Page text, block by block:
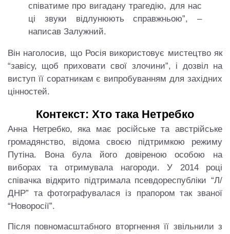
співатиме про вигадану трагедію, для нас
ці звуки відлунюють справжньою”, –
написав Залужний.
Він наголосив, що Росія використовує мистецтво як
“завісу, щоб приховати свої злочини”, і дозвіл на
виступ її соратникам є випробуванням для західних
цінностей.
Контекст: Хто така Нетребко
Анна Нетребко, яка має російське та австрійське
громадянство, відома своєю підтримкою режиму
Путіна. Вона була його довіреною особою на
виборах та отримувала нагороди. У 2014 році
співачка відкрито підтримала псевдореспубліки “Л/
ДНР” та фотографувалася із прапором так званої
“Новоросії”.
Після повномасштабного вторгнення її звільнили з